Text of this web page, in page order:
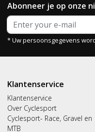
Abonneer je op onze
* Uw persoonsgegevens
Klantenservice
Klantenservice
Over Cyclesport
Cyclesport- Race, Gravel en
MTB